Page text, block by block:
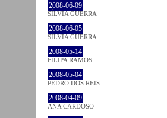
2008-06-09
SÍLVIA GUERRA
2008-06-05
SÍLVIA GUERRA
2008-05-14
FILIPA RAMOS
2008-05-04
PEDRO DOS REIS
2008-04-09
ANA CARDOSO